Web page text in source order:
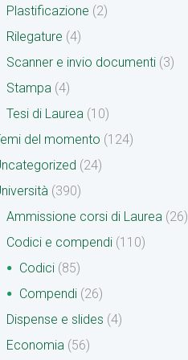
Plastificazione (2)
Rilegature (4)
Scanner e invio documenti (3)
Stampa (4)
Tesi di Laurea (10)
del momento (124)
(24)
(390)
Ammissione corsi di Laurea (26)
Codici e compendi (110)
Codici (85)
Compendi (26)
Dispense e slides (4)
Economia (56)